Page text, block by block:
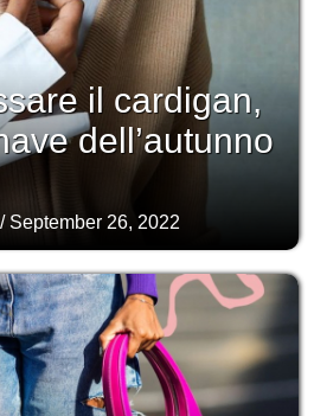
il cardigan,
dell’autunno
/ September 26, 2022